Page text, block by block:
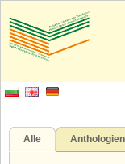
Alle Anthologien